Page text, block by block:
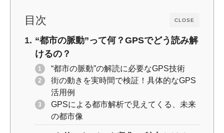
CLOSE
目次
“都市の脈動”って何？GPSでどう読み解
けるの？
“都市の脈動”の解読に必要なGPS技術
街の動きを実時間で検証！具体的なGPS
活用例
GPSによる都市解析で見えてくる、未来
の都市像